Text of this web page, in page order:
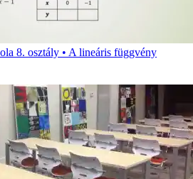
8. osztály • A lineáris függvény